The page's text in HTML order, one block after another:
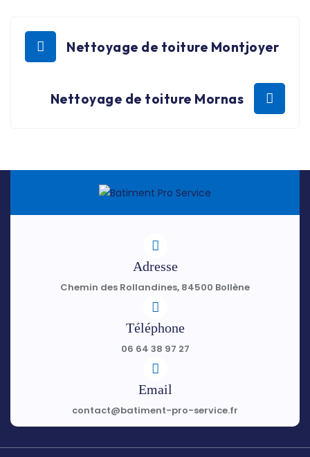
Nettoyage de toiture Montjoyer
Nettoyage de toiture Mornas
Adresse
Chemin des Rollandines, 84500 Bollène
Téléphone
06 64 38 97 27
Email
contact@batiment-pro-service.fr